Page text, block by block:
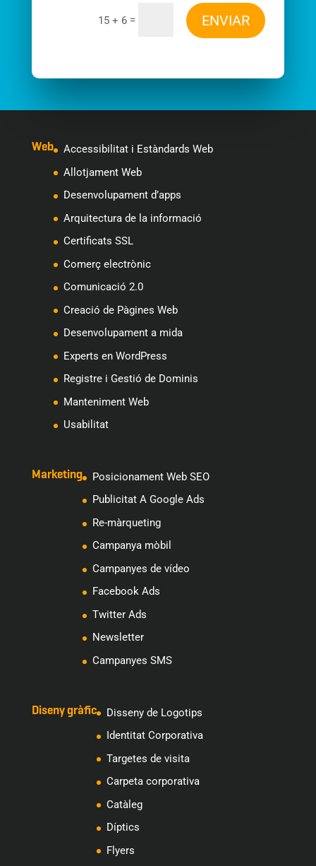
15 + 6 = ENVIAR
Web
Accessibilitat i Estàndards Web
Allotjament Web
Desenvolupament d’apps
Arquitectura de la informació
Certificats SSL
Comerç electrònic
Comunicació 2.0
Creació de Pàgines Web
Desenvolupament a mida
Experts en WordPress
Registre i Gestió de Dominis
Manteniment Web
Usabilitat
Marketing
Posicionament Web SEO
Publicitat A Google Ads
Re-màrqueting
Campanya mòbil
Campanyes de vídeo
Facebook Ads
Twitter Ads
Newsletter
Campanyes SMS
Diseny gràfic
Disseny de Logotips
Identitat Corporativa
Targetes de visita
Carpeta corporativa
Catàleg
Díptics
Flyers